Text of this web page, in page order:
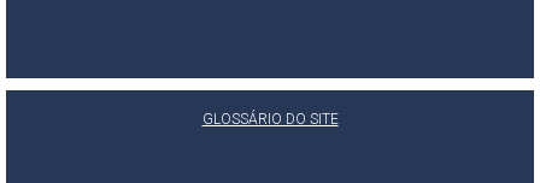
GLOSSÁRIO DO SITE